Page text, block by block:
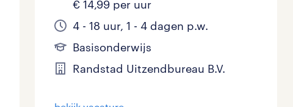
Financieel
Industrieel / Productie
Management / Leidinggevend
LBO, MAVO, VMBO
Master 0
WO 0
33 - 36 uur
€ 14,99 per uur
4 - 18 uur, 1 - 4 dagen p.w.
Basisonderwijs
Randstad Uitzendbureau B.V.